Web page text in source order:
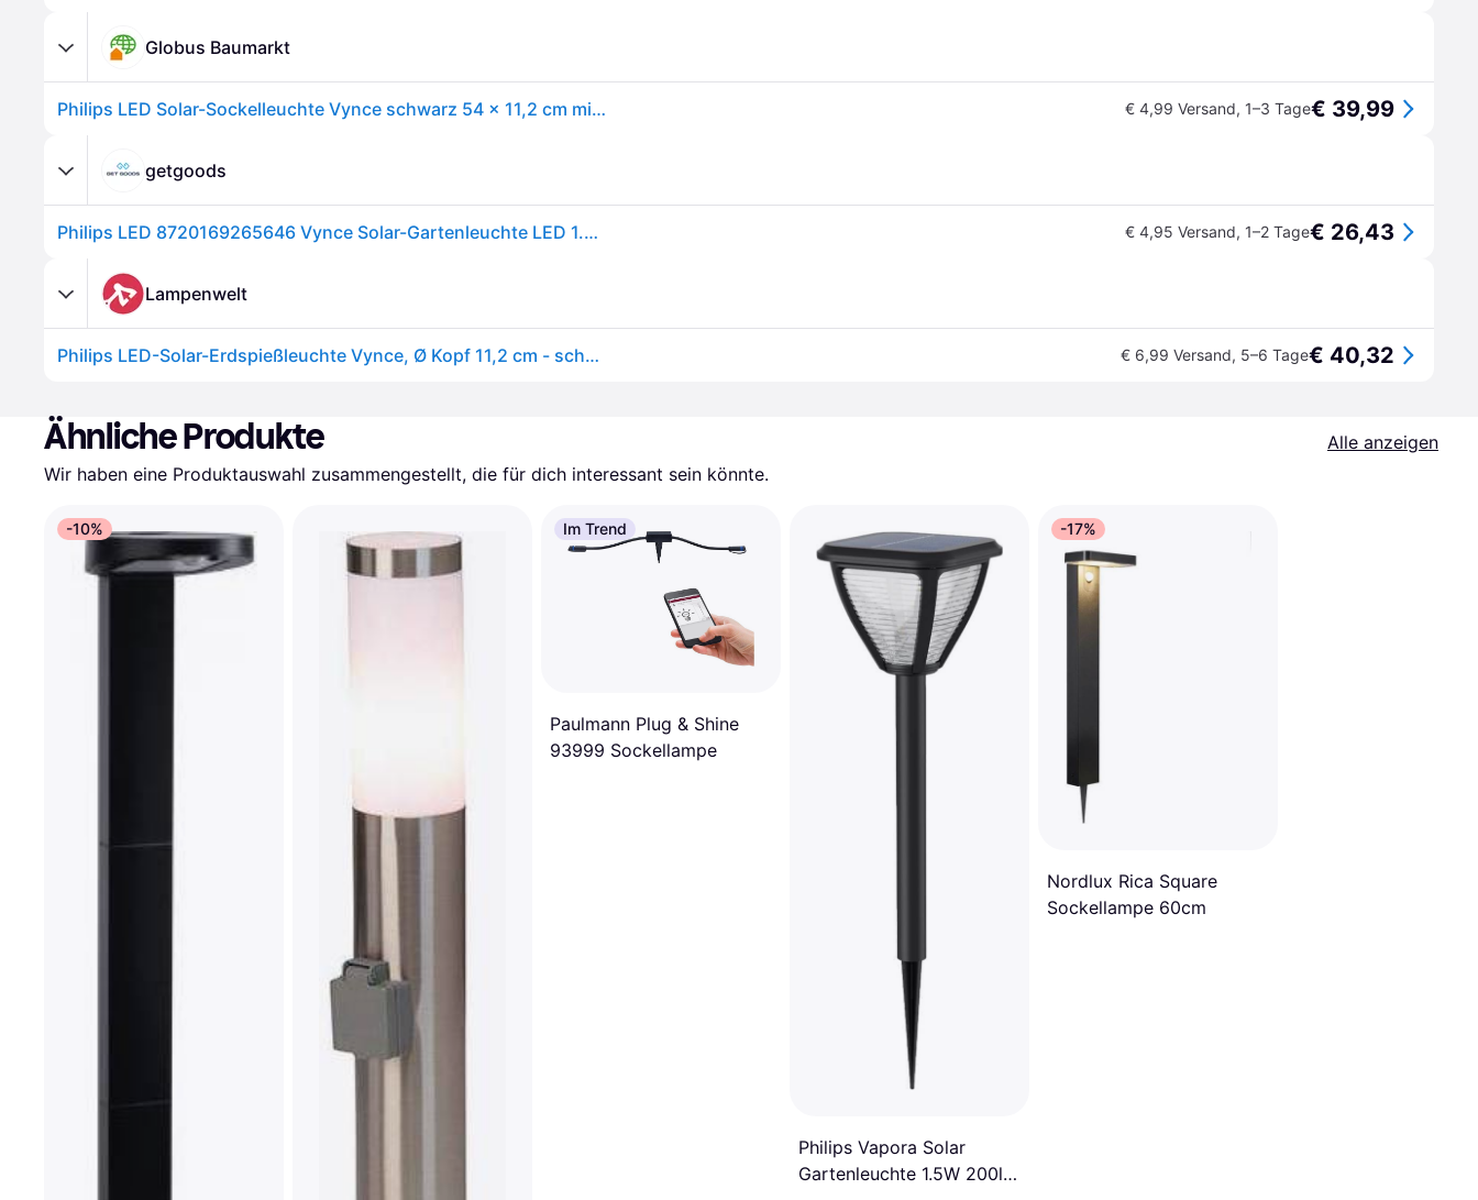
Globus Baumarkt
Philips LED Solar-Sockelleuchte Vynce schwarz 54 x 11,2 cm mit Erdspieß - Weiß € 4,99 Versand, 1–3 Tage€ 39,99
getgoods
Philips LED 8720169265646 Vynce Solar-Gartenleuchte LED 1.5 W Schwarz € 4,95 Versand, 1–2 Tage€ 26,43
Lampenwelt
Philips LED-Solar-Erdspießleuchte Vynce, Ø Kopf 11,2 cm - schwarz € 6,99 Versand, 5–6 Tage€ 40,32
Ähnliche Produkte
Alle anzeigen
Wir haben eine Produktauswahl zusammengestellt, die für dich interessant sein könnte.
-10% Im Trend
Paulmann Plug & Shine
93999 Sockellampe
Philips Vapora Solar
Gartenleuchte 1.5W 200lm
-17%
Nordlux Rica Square
Sockellampe 60cm